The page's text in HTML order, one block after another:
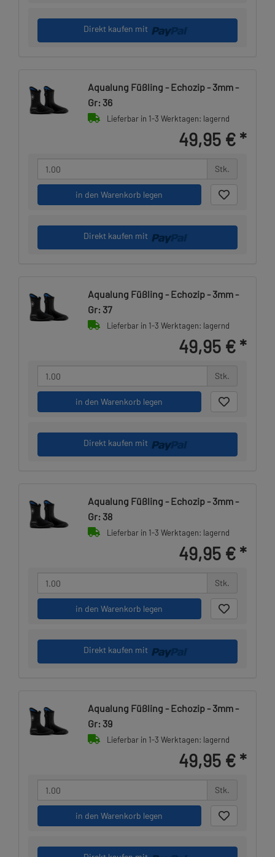
Direkt kaufen mit
Aqualung Füßling - Echozip - 3mm -
Gr: 36
Lieferbar in 1-3 Werktagen: lagernd
49,95 € *
Stk.
in den Warenkorb legen
Direkt kaufen mit
Aqualung Füßling - Echozip - 3mm -
Gr: 37
Lieferbar in 1-3 Werktagen: lagernd
49,95 € *
Stk.
in den Warenkorb legen
Direkt kaufen mit
Aqualung Füßling - Echozip - 3mm -
Gr: 38
Lieferbar in 1-3 Werktagen: lagernd
49,95 € *
Stk.
in den Warenkorb legen
Direkt kaufen mit
Aqualung Füßling - Echozip - 3mm -
Gr: 39
Lieferbar in 1-3 Werktagen: lagernd
49,95 € *
Stk.
in den Warenkorb legen